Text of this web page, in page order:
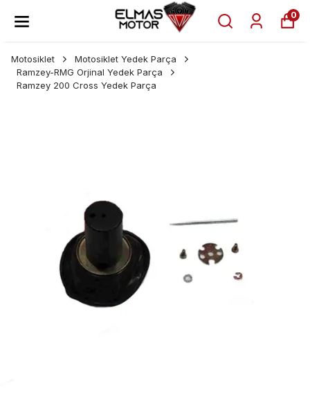
0
Motosiklet
Motosiklet Yedek Parça
Ramzey-RMG Orjinal Yedek Parça
Ramzey 200 Cross Yedek Parça